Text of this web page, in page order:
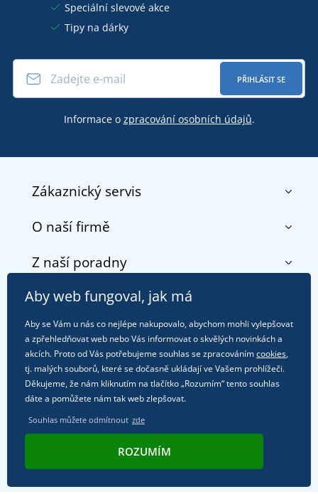
Speciální slevové akce
Tipy na dárky
PŘIHLÁSIT SE
Informace o zpracování osobních údajů.
Zákaznický servis
Kontakt
Doprava a platba
Vrácení zboží a reklamace
Zásady ochrany osobních údajů
Věrnostní program BONTIS +
O naší firmě
O nás
DobrýTextil pro firmy a organizace
Blog
Affiliate
Kariéra
Z naší poradny
Objevte TEE JAYS - prémiovou dánskou značku s
tradicí od roku 1976
Jak zvládnout horké letní dny v pohodě a bezpečí
Letní dobrodružství začíná balením aneb připravte
se na dovolenou bez starostí
Tipy na svěží outfity pro pohodové léto
Oblíbené tričko City v hlavní roli: outfity pro každou
+420608 330 123
(Po-Pá, 7-15:30)
obchod@dobrytextil.cz
Aby web fungoval, jak má
Aby se Vám u nás co nejlépe nakupovalo, abychom mohli vylepšovat
a zpřehledňovat web nebo Vás informovat o skvělých novinkách a
akcích. Proto od Vás potřebujeme souhlas se zpracovánímcookies,
tj. malých souborů, které se dočasně ukládají ve Vašem prohlížeči.
Děkujeme, že nám kliknutím na tlačítko „Rozumím“ tento souhlas
dáte a pomůžete nám tak web zlepšovat.
Souhlas můžete odmítnout zde
ROZUMÍM